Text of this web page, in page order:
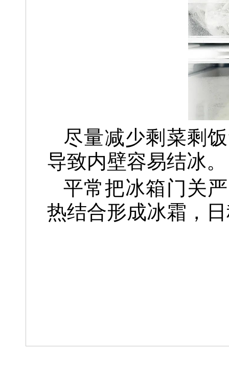
尽量减少剩菜剩
导致内壁容易结冰。
平常把冰箱门关
热结合形成冰霜，